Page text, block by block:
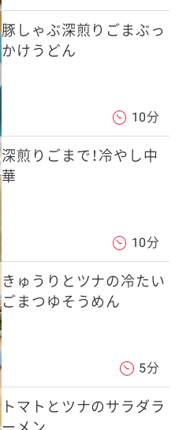
豚しゃぶ深煎りごまぶっ
かけうどん
10分
深煎りごまで！冷やし中
華
10分
きゅうりとツナの冷たい
ごまつゆそうめん
5分
トマトとツナのサラダラ